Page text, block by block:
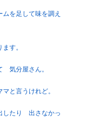
を足して味を調え
す。
気分屋さん。
と言うけれど。
したり 出さなかっ